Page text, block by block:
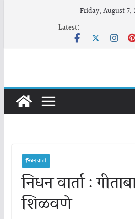
Friday, August 7,
Latest:
निधन वार्ता
निधन वार्ता :
शिळवणे